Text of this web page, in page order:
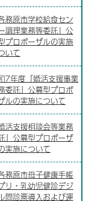
各務原市学校給食セン
調理業務等委託」公
プロポーザルの実施
いて
7年度「婚活支援事業
委託」公募型プロポ
ルの実施について
婚活支援相談会等業務
」公募型プロポーザ
実施について
各務原市母子健康手帳
リ・乳幼児健診デジ
問診票導入および運